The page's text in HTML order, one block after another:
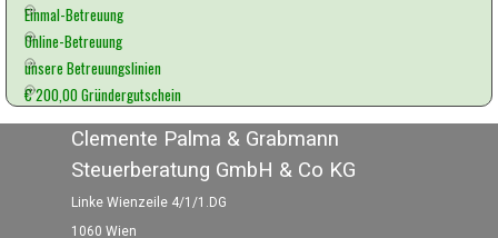
Einmal-Betreuung
Online-Betreuung
unsere Betreuungslinien
€ 200,00 Gründergutschein
Clemente Palma & Grabmann
Steuerberatung GmbH & Co KG
Linke Wienzeile 4/1/1.DG
1060 Wien